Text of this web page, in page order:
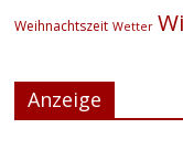
Weihnachtszeit Wetter
Anzeige